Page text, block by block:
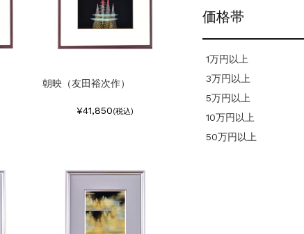
朝映（友田裕次作）
¥41,850(税込)
価格帯
1万円以上
3万円以上
5万円以上
10万円以上
50万円以上